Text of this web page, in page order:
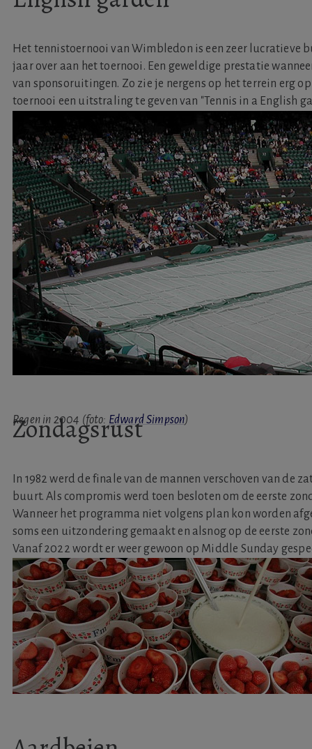
Het tennistoernooi van Wimbledon is een zeer lucratieve
jaar over aan het toernooi. Een geweldige prestatie
van sponsoruitingen. Zo zie je nergens op het terrein erg
toernooi een uitstraling te geven van "Tennis in a English
Zondagsrust
Regen in 2004 (foto: Edward Simpson)
In 1982 werd de finale van de mannen verschoven van
buurt. Als compromis werd toen besloten om de eerste
Wanneer het programma niet volgens plan kon worden
soms een uitzondering gemaakt en alsnog op de eerste
Vanaf 2022 wordt er weer gewoon op Middle Sunday